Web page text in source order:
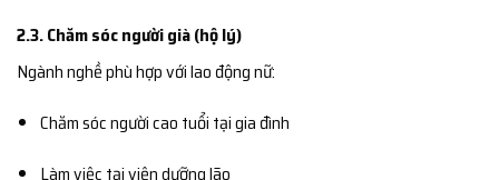
2.3. Chăm sóc người già (hộ lý)
Ngành nghề phù hợp với lao động nữ:
Chăm sóc người cao tuổi tại gia đình
Làm việc tại viện dưỡng lão